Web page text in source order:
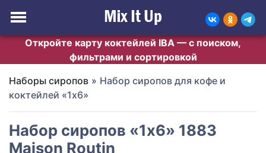
Откройте карту коктейлей IBA — с поиском,
фильтрами и сортировкой
Наборы сиропов » Набор сиропов для кофе и
коктейлей «1х6»
Набор сиропов «1х6» 1883
Maison Routin